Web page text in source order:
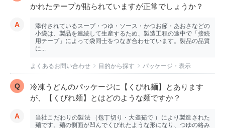
かれたテープが貼られていますが正常でしょうか？
添付されているスープ・つゆ・ソース・かつお節・あおさなどの
小袋は、製品を連続して生産するため、製造工程の途中で「接続
用テープ」によって袋同士をつなぎ合わせています。製品の品質
に...
よくあるお問い合わせ 目的から探す パッケージ・表示
冷凍うどんのパッケージに【くびれ麺】とあります
が、【くびれ麺】とはどのような麺ですか？
当社こだわりの製法 （包丁切り・大釜茹で ）により製造された
麺です。麺の側面が凹んでくびれたような形になり、つゆの絡み